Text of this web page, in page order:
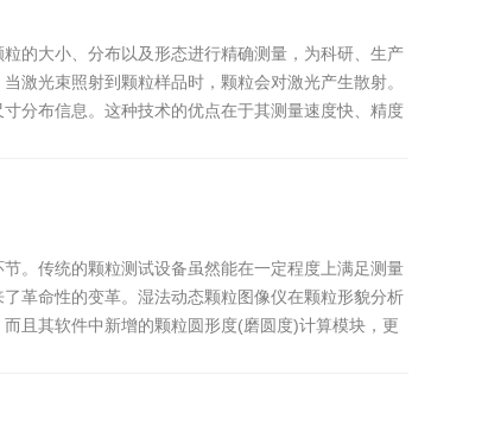
的大小、分布以及形态进行精确测量，为科研、生产
激光束照射到颗粒样品时，颗粒会对激光产生散射。
分布信息。这种技术的优点在于其测量速度快、精度
。传统的颗粒测试设备虽然能在一定程度上满足测量
革命性的变革。湿法动态颗粒图像仪在颗粒形貌分析
且其软件中新增的颗粒圆形度(磨圆度)计算模块，更